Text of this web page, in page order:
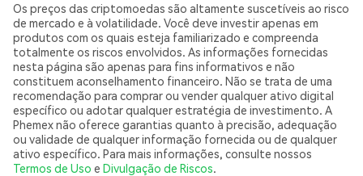
Os preços das criptomoedas são altamente suscetíveis ao risco
de mercado e à volatilidade. Você deve investir apenas em
produtos com os quais esteja familiarizado e compreenda
totalmente os riscos envolvidos. As informações fornecidas
nesta página são apenas para fins informativos e não
constituem aconselhamento financeiro. Não se trata de uma
recomendação para comprar ou vender qualquer ativo digital
específico ou adotar qualquer estratégia de investimento. A
Phemex não oferece garantias quanto à precisão, adequação
ou validade de qualquer informação fornecida ou de qualquer
ativo específico. Para mais informações, consulte nossos
Termos de Uso e Divulgação de Riscos.